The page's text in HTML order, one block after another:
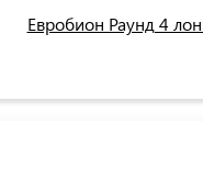
Евробион Раунд 4